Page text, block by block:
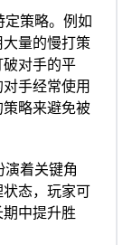
定策略。例如
量的慢打策
对手的平
手经常使用
略来避免被
着关键角
态，玩家可
中提升胜